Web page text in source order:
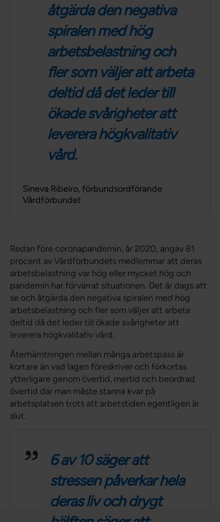
åtgärda den negativa
spiralen med hög
arbetsbelastning och
fler som väljer att arbeta
deltid då det leder till
ökade svårigheter att
leverera högkvalitativ
vård.
Sineva Ribeiro, förbundsordförande
Vårdförbundet
Redan före coronapandemin, år 2020, angav 81
procent av Vårdförbundets medlemmar att deras
arbetsbelastning var hög eller mycket hög och
pandemin har förvärrat situationen. Det är dags att
se och åtgärda den negativa spiralen med hög
arbetsbelastning och fler som väljer att arbeta
deltid då det leder till ökade svårigheter att
leverera högkvalitativ vård.
Återhämtningen mellan många arbetspass är
kortare än vad lagen föreskriver och förkortas
ytterligare genom övertid, mertid och beordrad
övertid där man måste stanna kvar på
arbetsplatsen trots att arbetstiden egentligen är
slut.
6 av 10 säger att
stressen påverkar hela
deras liv och drygt